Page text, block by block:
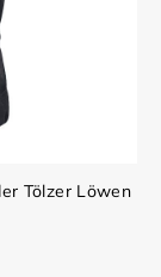
Tölzer Löwen